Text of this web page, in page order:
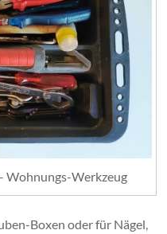
Wohnungs-Werkzeug
Boxen oder für Nägel,